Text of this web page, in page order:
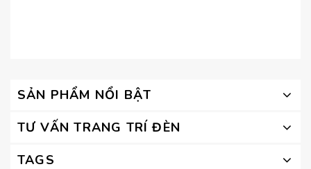
SẢN PHẨM NỔI BẬT
TƯ VẤN TRANG TRÍ ĐÈN
TAGS